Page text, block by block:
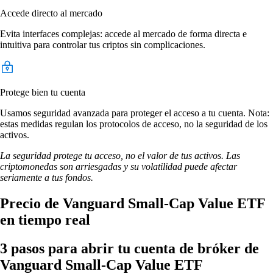
Accede directo al mercado
Evita interfaces complejas: accede al mercado de forma directa e
intuitiva para controlar tus criptos sin complicaciones.
Protege bien tu cuenta
Usamos seguridad avanzada para proteger el acceso a tu cuenta. Nota:
estas medidas regulan los protocolos de acceso, no la seguridad de los
activos.
La seguridad protege tu acceso, no el valor de tus activos. Las
criptomonedas son arriesgadas y su volatilidad puede afectar
seriamente a tus fondos.
Precio de Vanguard Small-Cap Value ETF
en tiempo real
3 pasos para abrir tu cuenta de bróker de
Vanguard Small-Cap Value ETF